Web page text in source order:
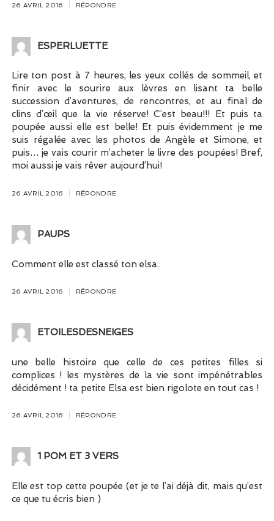
26 AVRIL 2016 RÉPONDRE
ESPERLUETTE
Lire ton post à 7 heures, les yeux collés de sommeil, et
finir avec le sourire aux lèvres en lisant ta belle
succession d’aventures, de rencontres, et au final de
clins d’œil que la vie réserve! C’est beau!!! Et puis ta
poupée aussi elle est belle! Et puis évidemment je me
suis régalée avec les photos de Angèle et Simone, et
puis… je vais courir m’acheter le livre des poupées! Bref,
moi aussi je vais rêver aujourd’hui!
26 AVRIL 2016 RÉPONDRE
PAUPS
Comment elle est classé ton elsa.
26 AVRIL 2016 RÉPONDRE
ETOILESDESNEIGES
une belle histoire que celle de ces petites filles si
complices ! les mystères de la vie sont impénétrables
décidément ! ta petite Elsa est bien rigolote en tout cas !
26 AVRIL 2016 RÉPONDRE
1 POM ET 3 VERS
Elle est top cette poupée (et je te l’ai déjà dit, mais qu’est
ce que tu écris bien )